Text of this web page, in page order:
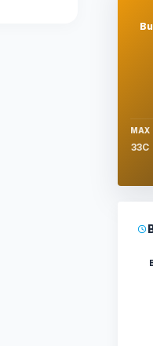
MAX
33C